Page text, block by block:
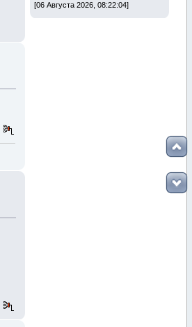
[06 Августа 2026, 08:22:04]